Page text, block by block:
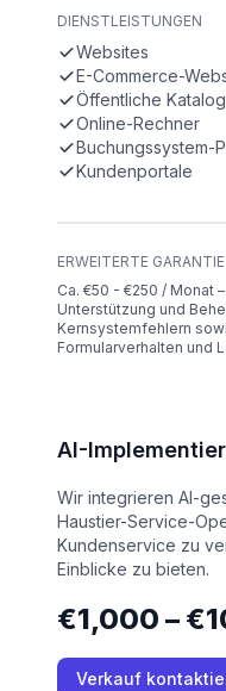
DIENSTLEISTUNGEN
Websites
E-Commerce-
Öffentliche
Online-Rechner
Buchungssystem-
Kundenportale
ERWEITERTE GARANTIE
Ca. €50 - €250 / Monat
Unterstützung und
Kernsystemfehlern
Formularverhalten und
AI-
Wir integrieren AI-
Haustier-Service-
Kundenservice zu
Einblicke zu bieten.
€1,000 –
Verkauf